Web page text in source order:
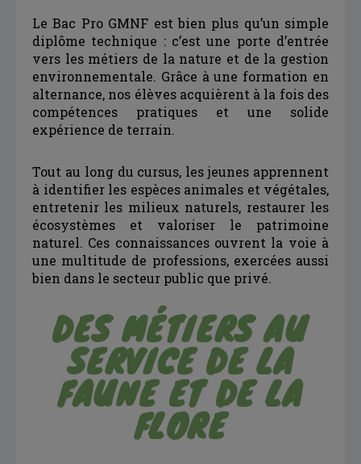
Le Bac Pro GMNF est bien plus qu’un simple
diplôme technique : c’est une porte d’entrée
vers les métiers de la nature et de la gestion
environnementale. Grâce à une formation en
alternance, nos élèves acquièrent à la fois des
compétences pratiques et une solide
expérience de terrain.
Tout au long du cursus, les jeunes apprennent
à identifier les espèces animales et végétales,
entretenir les milieux naturels, restaurer les
écosystèmes et valoriser le patrimoine
naturel. Ces connaissances ouvrent la voie à
une multitude de professions, exercées aussi
bien dans le secteur public que privé.
DES MÉTIERS AU
SERVICE DE LA
FAUNE ET DE LA
FLORE